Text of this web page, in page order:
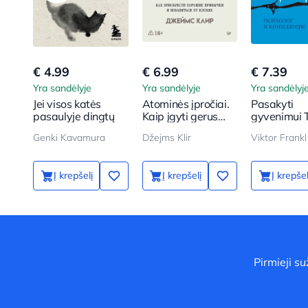
€ 4.99
Yra sandėlyje
Jei visos katės
pasaulyje dingtų
Genki Kavamura
Į krepšelį
€ 6.99
Yra sandėlyje
Atominės įpročiai.
Kaip įgyti gerus
atsikratyti blogų
Džejms Klir
Į krepšelį
€ 7.39
Yra sandėlyje
Pasakyti
gyvenimui
Viktor Frankl
Į
Pirmieji